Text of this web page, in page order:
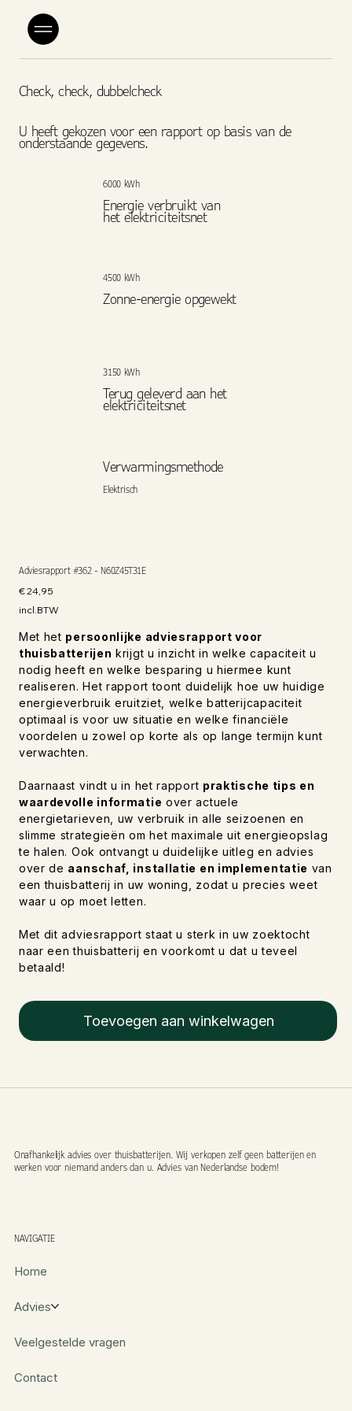
Check, check, dubbelcheck
U heeft gekozen voor een rapport op basis van de
onderstaande gegevens.
6000 kWh
Energie verbruikt van
het elektriciteitsnet
4500 kWh
Zonne-energie opgewekt
3150 kWh
Terug geleverd aan het
elektriciteitsnet
Elektrisch
Verwarmingsmethode
Adviesrapport #362 - N60Z45T31E
Prijs
€ 24,95
incl.BTW
Met het persoonlijke adviesrapport voor
thuisbatterijen krijgt u inzicht in welke capaciteit u
nodig heeft en welke besparing u hiermee kunt
realiseren. Het rapport toont duidelijk hoe uw huidige
energieverbruik eruitziet, welke batterijcapaciteit
optimaal is voor uw situatie en welke financiële
voordelen u zowel op korte als op lange termijn kunt
verwachten.
Daarnaast vindt u in het rapport praktische tips en
waardevolle informatie over actuele
energietarieven, uw verbruik in alle seizoenen en
slimme strategieën om het maximale uit energieopslag
te halen. Ook ontvangt u duidelijke uitleg en advies
over de aanschaf, installatie en implementatie van
een thuisbatterij in uw woning, zodat u precies weet
waar u op moet letten.
Met dit adviesrapport staat u sterk in uw zoektocht
naar een thuisbatterij en voorkomt u dat u teveel
betaald!
Toevoegen aan winkelwagen
NAVIGATIE
Onafhankelijk advies over thuisbatterijen. Wij verkopen zelf geen batterijen en
werken voor niemand anders dan u. Advies van Nederlandse bodem!
Home
Advies
Veelgestelde vragen
Contact